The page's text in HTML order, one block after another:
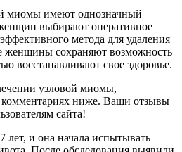
миомы имеют однозначный
выбирают оперативное
метода для удаления
женщины сохраняют возможность
восстанавливают свое здоровье.
узловой миомы,
комментариях ниже. Ваши отзывы
сайта!
и она начала испытывать